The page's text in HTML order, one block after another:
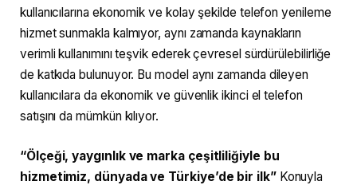
kullanıcılarına ekonomik ve kolay şekilde telefon yenileme
hizmet sunmakla kalmıyor, aynı zamanda kaynakların
verimli kullanımını teşvik ederek çevresel sürdürülebilirliğe
de katkıda bulunuyor. Bu model aynı zamanda dileyen
kullanıcılara da ekonomik ve güvenlik ikinci el telefon
satışını da mümkün kılıyor.
“Ölçeği, yaygınlık ve marka çeşitliliğiyle bu
hizmetimiz, dünyada ve Türkiye’de bir ilk”Konuyla